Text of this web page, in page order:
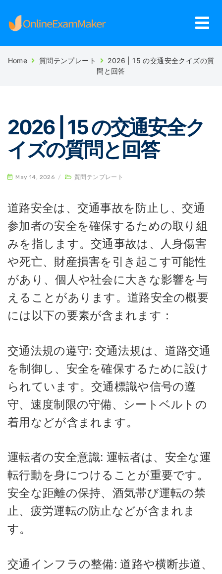
Home 質問テンプレート
2026 | 15 の交通安全クイズの質
問と回答
2026 | 15 の交通安全ク
イズの質問と回答
May 14, 2026 / 質問テンプレート
道路安全は、交通事故を防止し、交通
参加者の安全を確保するための取り組
みを指します。交通事故は、人身傷害
や死亡、財産損害を引き起こす可能性
があり、個人や社会に大きな影響を与
えることがあります。道路安全の概要
には以下の要素が含まれます：
交通法規の遵守: 交通法規は、道路交通
を制御し、安全を確保するために設け
られています。交通標識や信号の遵
守、速度制限の守備、シートベルトの
着用などが含まれます。
運転者の安全意識: 運転者は、安全な運
転行動を身につけることが重要です。
安全な距離の保持、酒気帯び運転の禁
止、疲労運転の防止などが含まれま
す。
交通インフラの整備: 道路や横断歩道、